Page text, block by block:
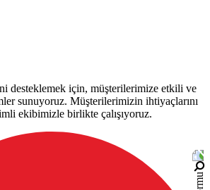
desteklemek için, müşterilerimize etkili ve
sunuyoruz. Müşterilerimizin ihtiyaçlarını
ekibimizle birlikte çalışıyoruz.